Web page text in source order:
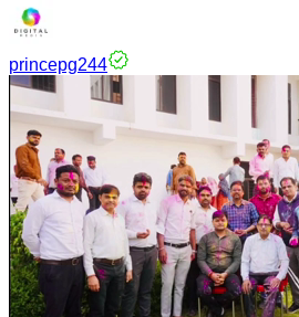
princepg244